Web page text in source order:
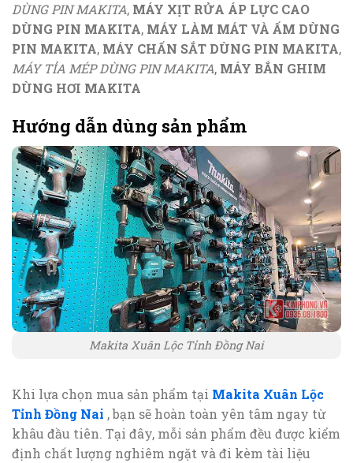
DÙNG PIN MAKITA, MÁY XỊT RỬA ÁP LỰC CAO
DÙNG PIN MAKITA, MÁY LÀM MÁT VÀ ẤM DÙNG
PIN MAKITA, MÁY CHẤN SẮT DÙNG PIN MAKITA,
MÁY TỈA MÉP DÙNG PIN MAKITA, MÁY BẮN GHIM
DÙNG HƠI MAKITA
Hướng dẫn dùng sản phẩm
Makita Xuân Lộc Tỉnh Đồng Nai
Khi lựa chọn mua sản phẩm tại Makita Xuân Lộc
Tỉnh Đồng Nai , bạn sẽ hoàn toàn yên tâm ngay từ
khâu đầu tiên. Tại đây, mỗi sản phẩm đều được kiểm
định chất lượng nghiêm ngặt và đi kèm tài liệu